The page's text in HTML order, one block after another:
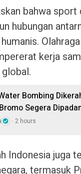
bahwa
hubungan
kerja
Bombing
Segera
2 hours
Indonesia juga
termasuk